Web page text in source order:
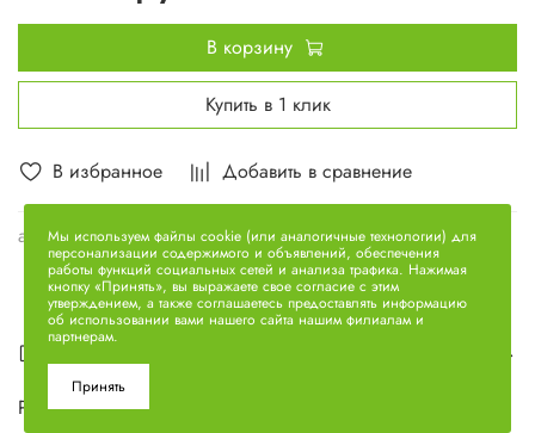
В избранное Добавить в сравнение
арт.14 х 10 х 887
В корзину
Купить в 1 клик
Описание
Ремень 14 х 10 х 887
Мы используем файлы cookie (или аналогичные технологии) для
персонализации содержимого и объявлений, обеспечения
работы функций социальных сетей и анализа трафика. Нажимая
кнопку «Принять», вы выражаете свое согласие с этим
утверждением, а также соглашаетесь предоставлять информацию
об использовании вами нашего сайта нашим филиалам и
партнерам.
Принять